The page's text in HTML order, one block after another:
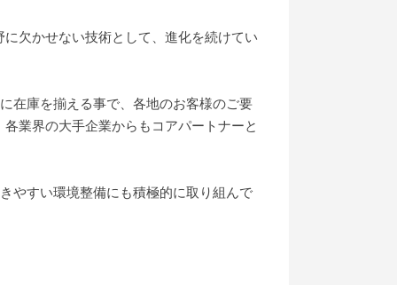
欠かせない技術として、進化を続けてい
在庫を揃える事で、各地のお客様のご要
業界の大手企業からもコアパートナーと
やすい環境整備にも積極的に取り組んで